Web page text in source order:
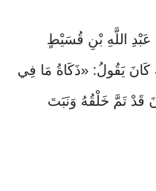
اللَّهِ بْنِ قُسَيْطٍ
كَانَ يَقُولُ: «ذَكَاةُ مَا فِي
قَدْ تَمَّ خَلْقُهُ وَنَبَتَ